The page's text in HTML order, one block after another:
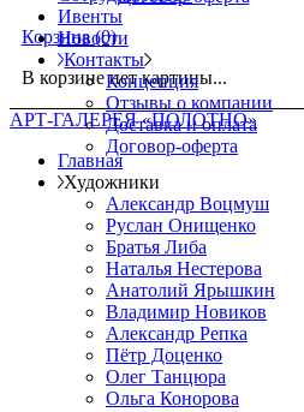
Корзина (0)
В корзине нет картины...
АРТ-ГАЛЕРЕЯ «ПОЛОТНО»
Главная
Художники
Александр Воцмуш
Руслан Онищенко
Братья Либа
Наталья Нестерова
Анатолий Ярышкин
Владимир Новиков
Александр Репка
Пётр Доценко
Олег Танцюра
Ольга Конорова
Ивенты
Новости
Контакты
Концепция
Отзывы о компании
Доставка и оплата
Договор-оферта